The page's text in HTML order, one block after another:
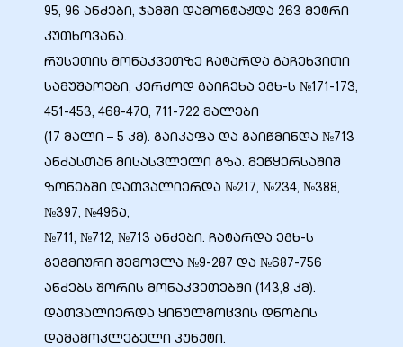
95, 96 ანძები, ჯამში დამონტაჟდა 263 მეტრი
კუთხოვანა.
რუსეთის მონაკვეთზე ჩატარდა გაჩეხვითი
სამუშაოები, კერძოდ გაიჩეხა ეგხ-ს №171-173,
451-453, 468-470, 711-722 მალები
(17 მალი – 5 კმ). გაიკაფა და გაიწმინდა №713
ანძასთან მისასვლელი გზა. მეწყერსაშიშ
ზონებში დათვალიერდა №217, №234, №388,
№397, №496ა,
№711, №712, №713 ანძები. ჩატარდა ეგხ-ს
გეგმიური შემოვლა №9-287 და №687-756
ანძებს შორის მონაკვეთებში (143,8 კმ).
დათვალიერდა ყინულმოცვის დნობის
დამამოკლებელი პუნქტი.